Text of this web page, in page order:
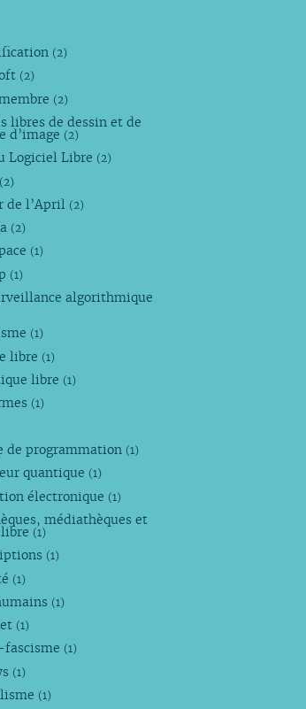
(2)
(2)
(2)
libres de dessin et de
d’image (2)
Logiciel Libre (2)
(2)
de l’April (2)
(2)
(1)
(1)
algorithmique
(1)
libre (1)
libre (1)
(1)
de programmation (1)
quantique (1)
électronique (1)
médiathèques et
(1)
(1)
(1)
(1)
(1)
fascisme (1)
(1)
(1)